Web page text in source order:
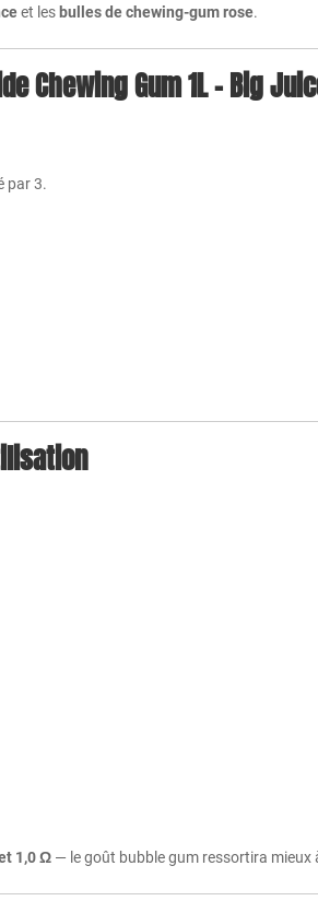
et les bulles de chewing-gum rose.
Chewing Gum 1L – Big
par 3.
1,0 Ω — le goût bubble gum ressortira mieux